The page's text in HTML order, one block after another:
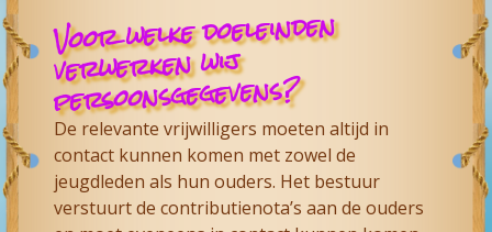
Voor welke doeleinden
verwerken wij
persoonsgegevens?
De relevante vrijwilligers moeten altijd in
contact kunnen komen met zowel de
jeugdleden als hun ouders. Het bestuur
verstuurt de contributienota’s aan de ouders